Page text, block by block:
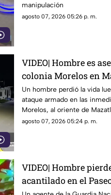
manipulación
agosto 07, 2026 05:26 p. m.
VIDEO| Hombre es
colonia Morelos en
Un hombre perdió la vida
ataque armado en las
Morelos, al oriente de
agosto 07, 2026 05:24 p. m.
VIDEO| Hombre
acantilado en el